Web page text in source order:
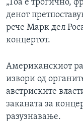
„Тоа е трогично,
денот
рече Марк дел
концертот.
Американскиот
извори од
австриските
заканата за
разузнавање.